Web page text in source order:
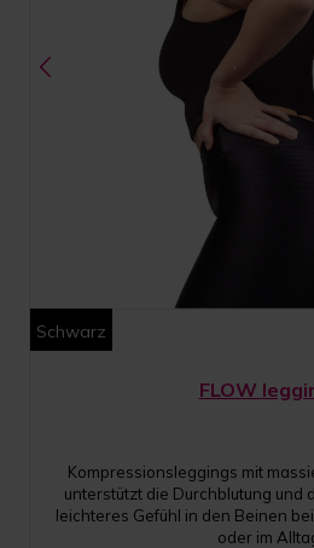
Schwarz
FLOW
Kompressionsleggings mit
unterstützt die Durchblutung und
leichteres Gefühl in den Beinen
oder im